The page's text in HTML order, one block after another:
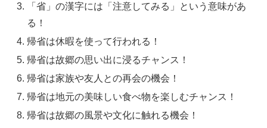
「省」の漢字には「注意してみる」という意味があ
る！
帰省は休暇を使って行われる！
帰省は故郷の思い出に浸るチャンス！
帰省は家族や友人との再会の機会！
帰省は地元の美味しい食べ物を楽しむチャンス！
帰省は故郷の風景や文化に触れる機会！